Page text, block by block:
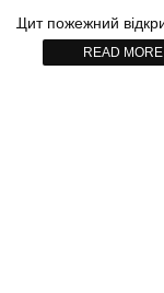
Щит пожежний
READ MORE